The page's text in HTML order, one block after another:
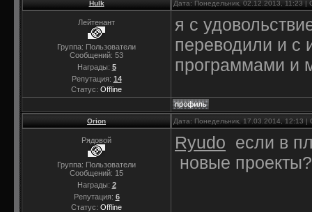
Hulk Дата: Понедельник, 02.12.2013, 11:23
Лейтенант
Группа: Пользователи
Сообщений: 53
Награды: 5
Репутация: 14
Статус: Offline
я с
переводили и с
программами и
Orion Дата: Понедельник, 17.03.2014, 12:13
Рядовой
Группа: Пользователи
Сообщений: 15
Награды: 2
Репутация: 6
Статус: Offline
Ryudo если в
новые проекты?